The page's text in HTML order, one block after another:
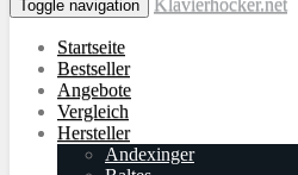
Toggle navigation Klavierhocker.net
Startseite
Bestseller
Angebote
Vergleich
Hersteller
An­dex­in­ger